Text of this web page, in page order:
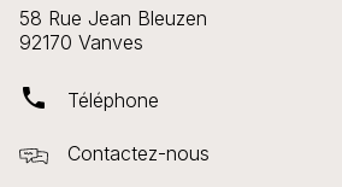
58 Rue Jean Bleuzen
92170 Vanves
phone Téléphone
Contactez-nous